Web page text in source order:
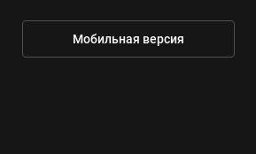
Мобильная версия